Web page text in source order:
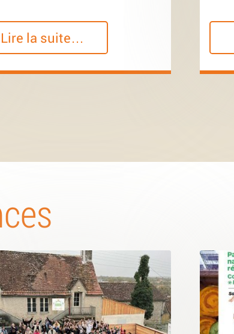
Lire la suite…